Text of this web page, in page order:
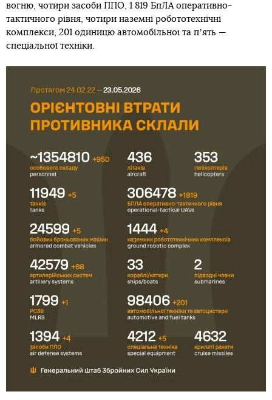
вогню, чотири засоби ППО, 1 819 БпЛА оперативно-
тактичного рівня, чотири наземні робототехнічні
комплекси, 201 одиницю автомобільної та пʼять —
спеціальної техніки.